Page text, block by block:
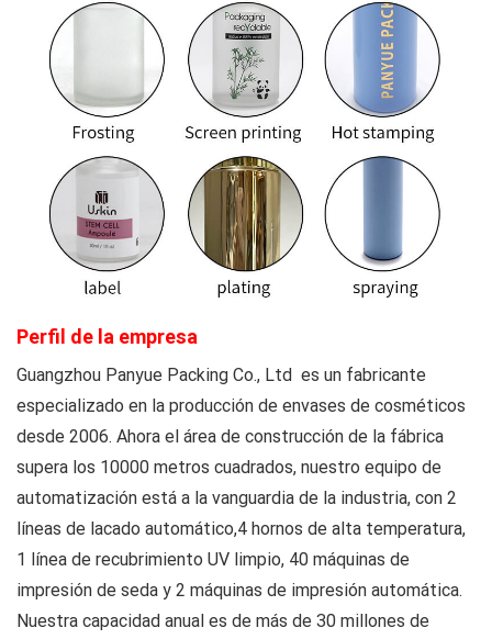
Perfil de la empresa
Guangzhou Panyue Packing Co., Ltd es un fabricante
especializado en la producción de envases de cosméticos
desde 2006. Ahora el área de construcción de la fábrica
supera los 10000 metros cuadrados, nuestro equipo de
automatización está a la vanguardia de la industria, con 2
líneas de lacado automático,4 hornos de alta temperatura,
1 línea de recubrimiento UV limpio, 40 máquinas de
impresión de seda y 2 máquinas de impresión automática.
Nuestra capacidad anual es de más de 30 millones de